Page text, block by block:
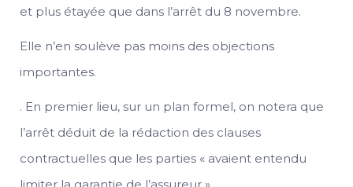
et plus étayée que dans l’arrêt du 8 novembre.
Elle n’en soulève pas moins des objections
importantes.
. En premier lieu, sur un plan formel, on notera que
l’arrêt déduit de la rédaction des clauses
contractuelles que les parties « avaient entendu